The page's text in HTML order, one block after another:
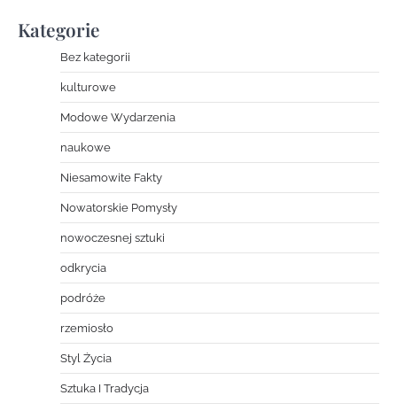
Kategorie
Bez kategorii
kulturowe
Modowe Wydarzenia
naukowe
Niesamowite Fakty
Nowatorskie Pomysły
nowoczesnej sztuki
odkrycia
podróże
rzemiosło
Styl Życia
Sztuka I Tradycja